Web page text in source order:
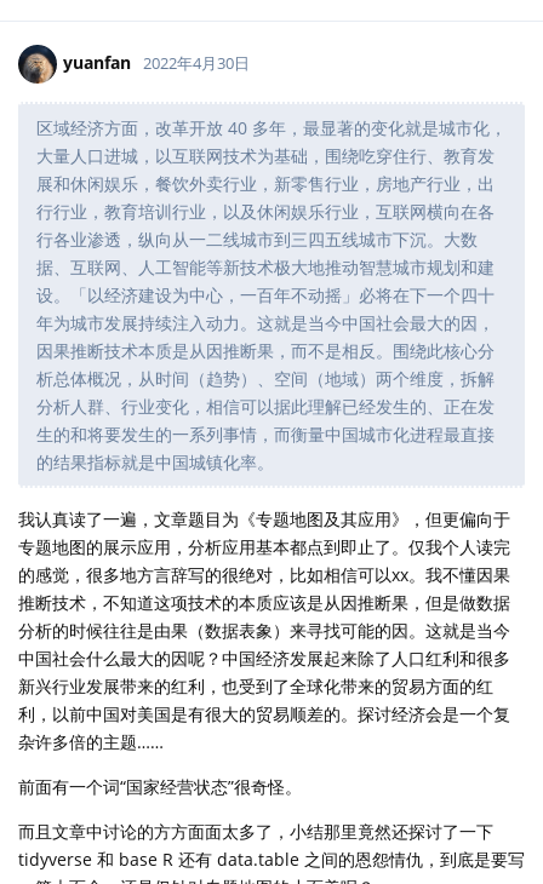
yuanfan 2022年4月30日
区域经济方面，改革开放 40 多年，最显著的变化就是城市化，
大量人口进城，以互联网技术为基础，围绕吃穿住行、教育发
展和休闲娱乐，餐饮外卖行业，新零售行业，房地产行业，出
行行业，教育培训行业，以及休闲娱乐行业，互联网横向在各
行各业渗透，纵向从一二线城市到三四五线城市下沉。大数
据、互联网、人工智能等新技术极大地推动智慧城市规划和建
设。「以经济建设为中心，一百年不动摇」必将在下一个四十
年为城市发展持续注入动力。这就是当今中国社会最大的因，
因果推断技术本质是从因推断果，而不是相反。围绕此核心分
析总体概况，从时间（趋势）、空间（地域）两个维度，拆解
分析人群、行业变化，相信可以据此理解已经发生的、正在发
生的和将要发生的一系列事情，而衡量中国城市化进程最直接
的结果指标就是中国城镇化率。
我认真读了一遍，文章题目为《专题地图及其应用》，但更偏向于
专题地图的展示应用，分析应用基本都点到即止了。仅我个人读完
的感觉，很多地方言辞写的很绝对，比如相信可以xx。我不懂因果
推断技术，不知道这项技术的本质应该是从因推断果，但是做数据
分析的时候往往是由果（数据表象）来寻找可能的因。这就是当今
中国社会什么最大的因呢？中国经济发展起来除了人口红利和很多
新兴行业发展带来的红利，也受到了全球化带来的贸易方面的红
利，以前中国对美国是有很大的贸易顺差的。探讨经济会是一个复
杂许多倍的主题……
前面有一个词“国家经营状态”很奇怪。
而且文章中讨论的方方面面太多了，小结那里竟然还探讨了一下
tidyverse 和 base R 还有 data.table 之间的恩怨情仇，到底是要写